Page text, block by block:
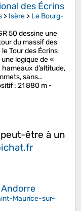
des Écrins
> Isère > Le Bourg-
50 dessine une
du massif des
Tour des Écrins
logique de «
d’altitude,
sans…
: 21 880 m •
être à un
Andorre
Maurice-sur-